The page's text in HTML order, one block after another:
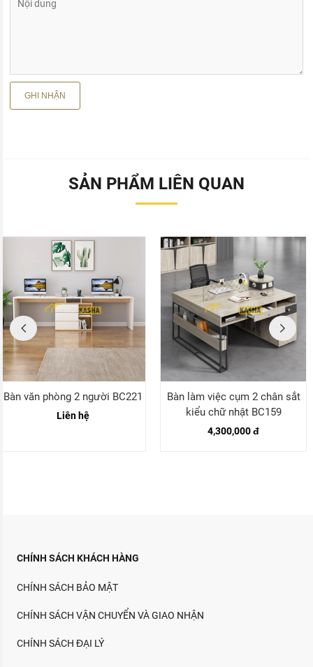
SẢN PHẨM LIÊN QUAN
Bàn văn phòng 2 người BC221
Liên hệ
Bàn làm việc cụm 2 chân sắt
kiểu chữ nhật BC159
4,300,000 đ
CHÍNH SÁCH KHÁCH HÀNG
CHÍNH SÁCH BẢO MẬT
CHÍNH SÁCH VẬN CHUYỂN VÀ GIAO NHẬN
CHÍNH SÁCH ĐẠI LÝ